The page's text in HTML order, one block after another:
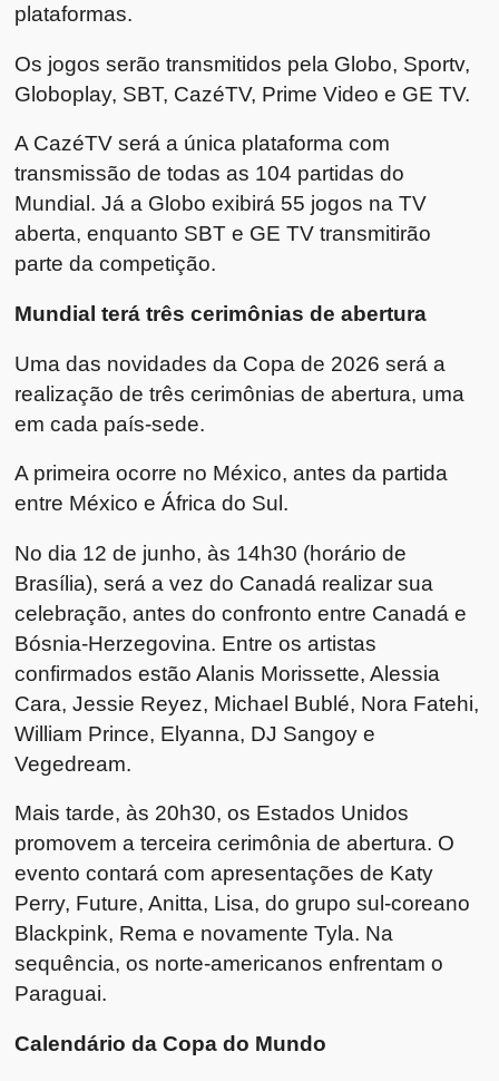
plataformas.
Os jogos serão transmitidos pela Globo, Sportv,
Globoplay, SBT, CazéTV, Prime Video e GE TV.
A CazéTV será a única plataforma com
transmissão de todas as 104 partidas do
Mundial. Já a Globo exibirá 55 jogos na TV
aberta, enquanto SBT e GE TV transmitirão
parte da competição.
Mundial terá três cerimônias de abertura
Uma das novidades da Copa de 2026 será a
realização de três cerimônias de abertura, uma
em cada país-sede.
A primeira ocorre no México, antes da partida
entre México e África do Sul.
No dia 12 de junho, às 14h30 (horário de
Brasília), será a vez do Canadá realizar sua
celebração, antes do confronto entre Canadá e
Bósnia-Herzegovina. Entre os artistas
confirmados estão Alanis Morissette, Alessia
Cara, Jessie Reyez, Michael Bublé, Nora Fatehi,
William Prince, Elyanna, DJ Sangoy e
Vegedream.
Mais tarde, às 20h30, os Estados Unidos
promovem a terceira cerimônia de abertura. O
evento contará com apresentações de Katy
Perry, Future, Anitta, Lisa, do grupo sul-coreano
Blackpink, Rema e novamente Tyla. Na
sequência, os norte-americanos enfrentam o
Paraguai.
Calendário da Copa do Mundo